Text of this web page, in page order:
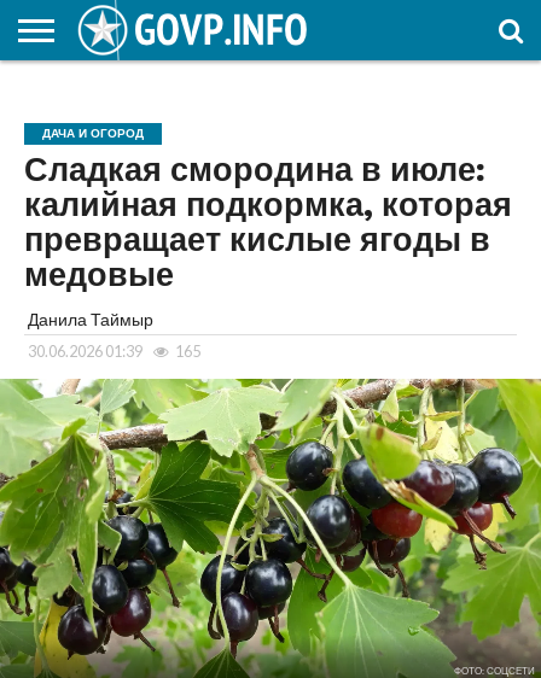
ОБРАЗОВАНИЕ
ДАЧА И ОГОРОД
Сладкая смородина в июле:
калийная подкормка, которая
превращает кислые ягоды в
медовые
Данила Таймыр
30.06.2026 01:39 165
ФОТО: СОЦСЕТИ